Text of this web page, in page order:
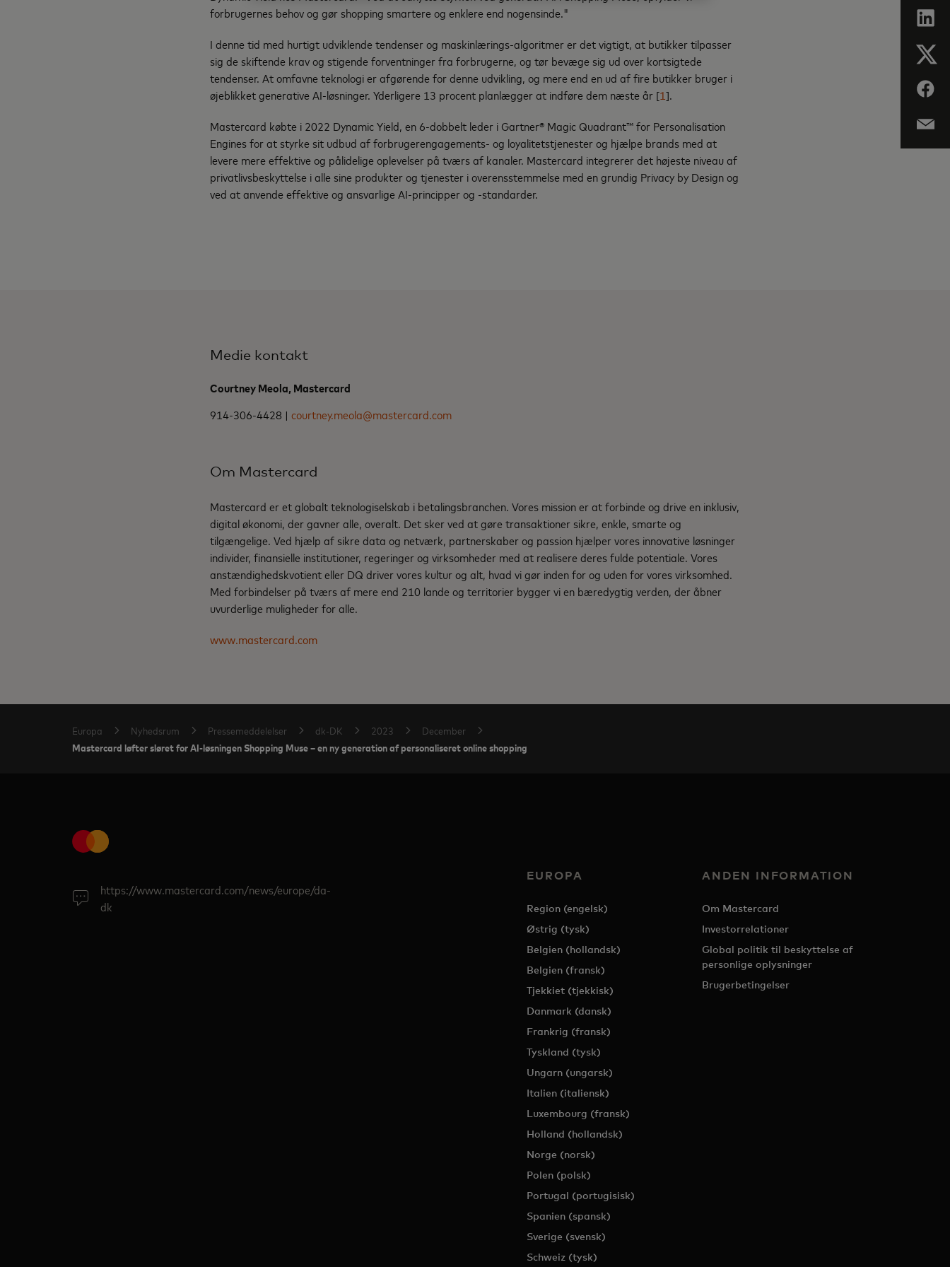
forbrugernes behov og gør shopping smartere og enklere end nogensinde."
I denne tid med hurtigt udviklende tendenser og maskinlærings-algoritmer er det vigtigt, at butikker tilpasser
sig de skiftende krav og stigende forventninger fra forbrugerne, og tør bevæge sig ud over kortsigtede
tendenser. At omfavne teknologi er afgørende for denne udvikling, og mere end en ud af fire butikker bruger i
øjeblikket generative AI-løsninger. Yderligere 13 procent planlægger at indføre dem næste år [1].
Mastercard købte i 2022 Dynamic Yield, en 6-dobbelt leder i Gartner® Magic Quadrant™ for Personalisation
Engines for at styrke sit udbud af forbrugerengagements- og loyalitetstjenester og hjælpe brands med at
levere mere effektive og pålidelige oplevelser på tværs af kanaler. Mastercard integrerer det højeste niveau af
privatlivsbeskyttelse i alle sine produkter og tjenester i overensstemmelse med en grundig Privacy by Design og
ved at anvende effektive og ansvarlige AI-principper og -standarder.
Medie kontakt
Courtney Meola, Mastercard
914-306-4428 | courtney.meola@mastercard.com
Om Mastercard
Mastercard er et globalt teknologiselskab i betalingsbranchen. Vores mission er at forbinde og drive en inklusiv,
digital økonomi, der gavner alle, overalt. Det sker ved at gøre transaktioner sikre, enkle, smarte og
tilgængelige. Ved hjælp af sikre data og netværk, partnerskaber og passion hjælper vores innovative løsninger
individer, finansielle institutioner, regeringer og virksomheder med at realisere deres fulde potentiale. Vores
anstændighedskvotient eller DQ driver vores kultur og alt, hvad vi gør inden for og uden for vores virksomhed.
Med forbindelser på tværs af mere end 210 lande og territorier bygger vi en bæredygtig verden, der åbner
uvurderlige muligheder for alle.
www.mastercard.com
Europa Nyhedsrum Pressemeddelelser dk-DK 2023 December
Mastercard løfter sløret for AI-løsningen Shopping Muse – en ny generation af personaliseret online shopping
https://www.mastercard.com/news/europe/da-
dk
EUROPA
Region (engelsk)
Østrig (tysk)
Belgien (hollandsk)
Belgien (fransk)
Tjekkiet (tjekkisk)
Danmark (dansk)
Frankrig (fransk)
Tyskland (tysk)
Ungarn (ungarsk)
Italien (italiensk)
Luxembourg (fransk)
Holland (hollandsk)
Norge (norsk)
Polen (polsk)
Portugal (portugisisk)
Spanien (spansk)
Sverige (svensk)
Schweiz (tysk)
ANDEN INFORMATION
Om Mastercard
Investorrelationer
Global politik til beskyttelse af
personlige oplysninger
Brugerbetingelser